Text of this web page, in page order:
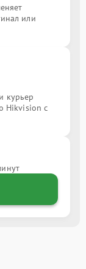
или
курьер
Hikvision с